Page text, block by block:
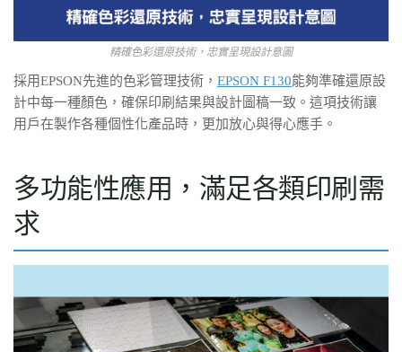
精確色彩還原技術，忠實呈現設計意圖
採用EPSON先進的色彩管理技術， EPSON F130能夠準確還原設
計中每一種顏色，確保印刷結果與設計圖稿一致。這項技術讓
用戶在製作各種個性化產品時，更加放心與得心應手。
多功能性應用，滿足各類印刷需
求